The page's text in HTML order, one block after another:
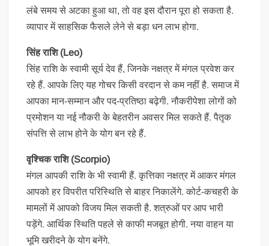
लंबे समय से अटका हुआ था, तो वह इस दौरान पूरा हो सकता है.
व्यापार में साहसिक फैसले लेने से बड़ा धन लाभ होगा.
सिंह राशि (Leo)
सिंह राशि के स्वामी सूर्य देव हैं, जिनके नक्षत्र में मंगल प्रवेश कर
रहे हैं. आपके लिए यह गोचर किसी वरदान से कम नहीं है. समाज में
आपका मान-सम्मान और पद-प्रतिष्ठा बढ़ेगी. नौकरीपेशा लोगों को
प्रमोशन या नई नौकरी के बेहतरीन अवसर मिल सकते हैं. पैतृक
संपत्ति से लाभ होने के योग बन रहे हैं.
वृश्चिक राशि (Scorpio)
मंगल आपकी राशि के भी स्वामी हैं. कृत्तिका नक्षत्र में आकर मंगल
आपको हर विपरीत परिस्थिति से बाहर निकालेंगे. कोर्ट-कचहरी के
मामलों में आपको विजय मिल सकती है. शत्रुओं पर आप भारी
पड़ेंगे. आर्थिक स्थिति पहले से काफी मजबूत होगी. नया वाहन या
भूमि खरीदने के योग बनेंगे.